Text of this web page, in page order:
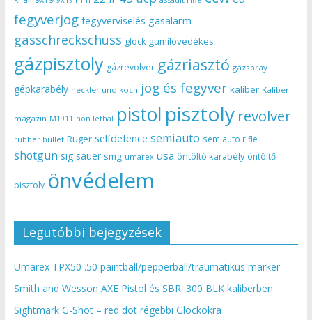
fegyverjog fegyverviselés gasalarm
gasschreckschuss glock gumilövedékes
gázpisztoly gázrevolver gázriasztó gázspray
gépkarabély heckler und koch jog és fegyver kaliber Kaliber
magazin M1911 non lethal pistol pisztoly revolver
rubber bullet Ruger selfdefence semiauto semiauto rifle
shotgun sig sauer smg umarex usa öntöltő karabély öntöltő
pisztoly önvédelem
Legutóbbi bejegyzések
Umarex TPX50 .50 paintball/pepperball/traumatikus marker
Smith and Wesson AXE Pistol és SBR .300 BLK kaliberben
Sightmark G-Shot – red dot régebbi Glockokra